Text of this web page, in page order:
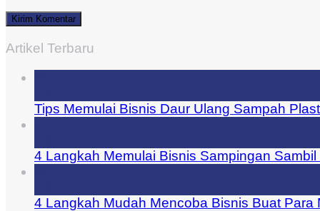
Artikel Terbaru
Tips Memulai Bisnis Daur Ulang Sampah
4 Langkah Memulai Bisnis Sampingan
4 Langkah Mudah Mencoba Bisnis Buat Para